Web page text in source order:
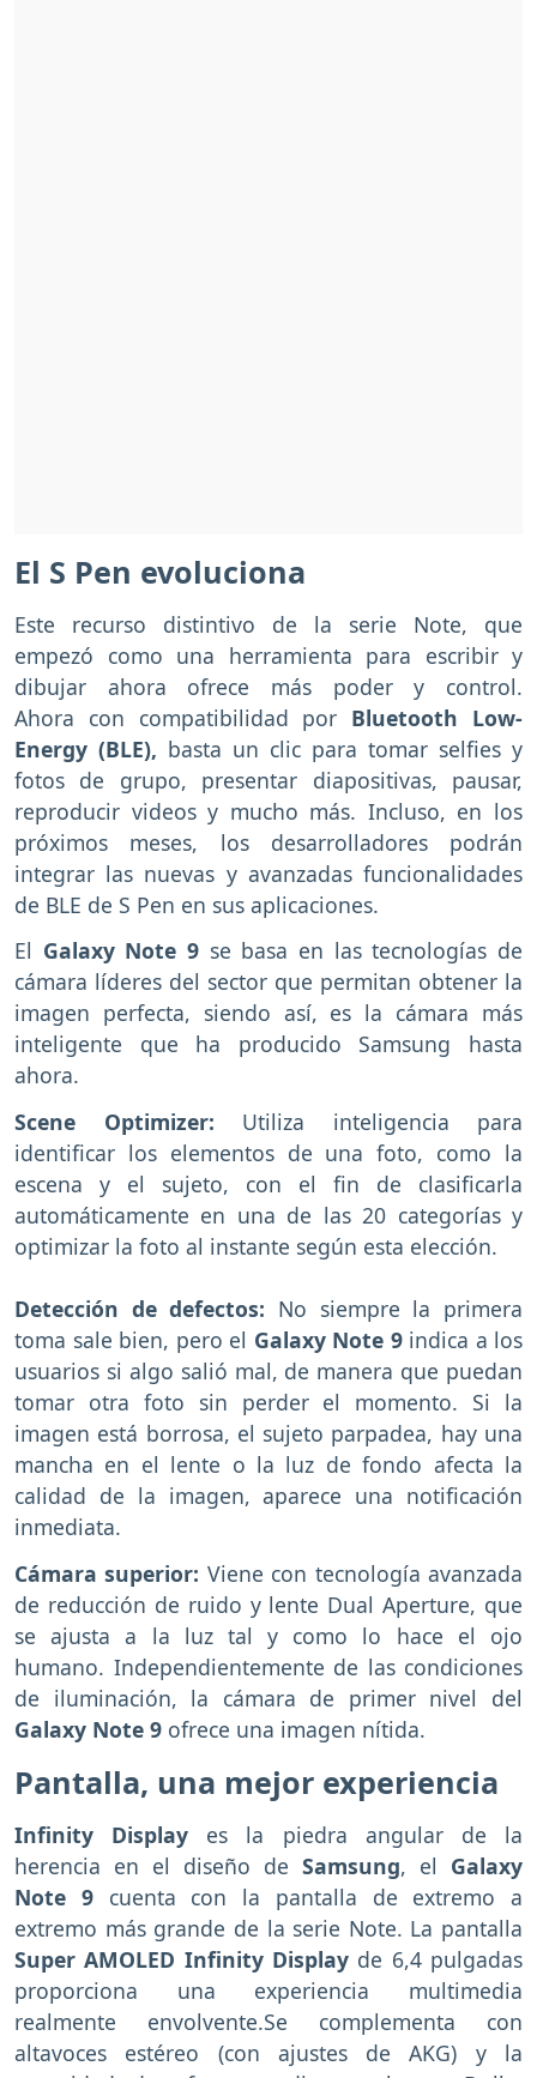
El S Pen evoluciona
Este recurso distintivo de la serie Note, que
empezó como una herramienta para escribir y
dibujar ahora ofrece más poder y control.
Ahora con compatibilidad por Bluetooth Low-
Energy (BLE), basta un clic para tomar selfies y
fotos de grupo, presentar diapositivas, pausar,
reproducir videos y mucho más. Incluso, en los
próximos meses, los desarrolladores podrán
integrar las nuevas y avanzadas funcionalidades
de BLE de S Pen en sus aplicaciones.
El Galaxy Note 9 se basa en las tecnologías de
cámara líderes del sector que permitan obtener la
imagen perfecta, siendo así, es la cámara más
inteligente que ha producido Samsung hasta
ahora.
Scene Optimizer: Utiliza inteligencia para
identificar los elementos de una foto, como la
escena y el sujeto, con el fin de clasificarla
automáticamente en una de las 20 categorías y
optimizar la foto al instante según esta elección.
Detección de defectos: No siempre la primera
toma sale bien, pero el Galaxy Note 9indica a los
usuarios si algo salió mal, de manera que puedan
tomar otra foto sin perder el momento. Si la
imagen está borrosa, el sujeto parpadea, hay una
mancha en el lente o la luz de fondo afecta la
calidad de la imagen, aparece una notificación
inmediata.
Cámara superior: Viene con tecnología avanzada
de reducción de ruido y lente Dual Aperture, que
se ajusta a la luz tal y como lo hace el ojo
humano. Independientemente de las condiciones
de iluminación, la cámara de primer nivel del
Galaxy Note 9 ofrece una imagen nítida.
Pantalla, una mejor experiencia
Infinity Display es la piedra angular de la
herencia en el diseño de Samsung, el Galaxy
Note 9cuenta con la pantalla de extremo a
extremo más grande de la serie Note. La pantalla
Super AMOLED Infinity Display de 6,4 pulgadas
proporciona una experiencia multimedia
realmente envolvente.Se complementa con
altavoces estéreo (con ajustes de AKG) y la